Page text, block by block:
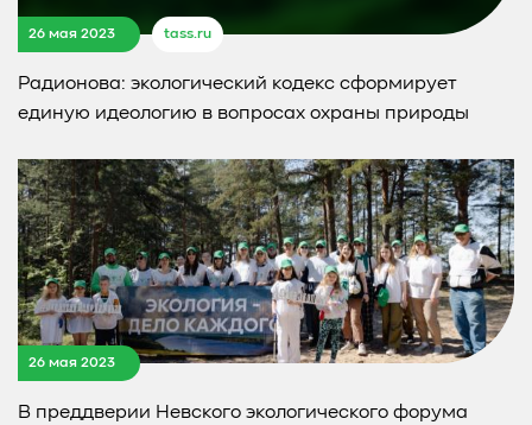
26 мая 2023 tass.ru
Радионова: экологический кодекс сформирует
единую идеологию в вопросах охраны природы
26 мая 2023
В преддверии Невского экологического форума